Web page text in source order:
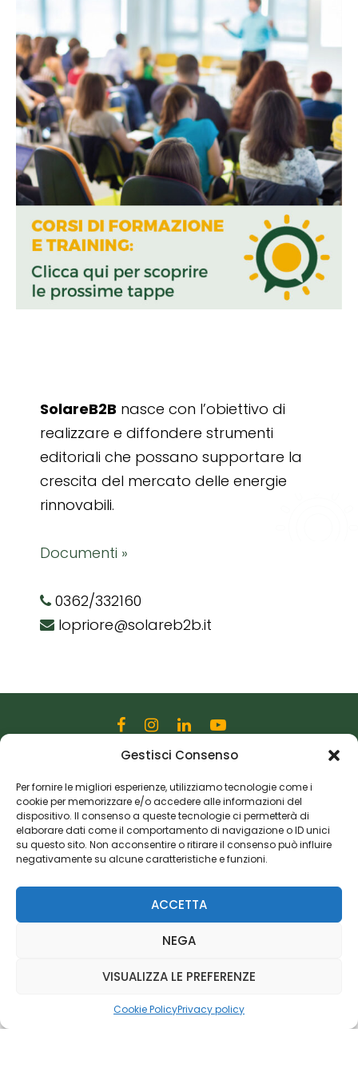
Gestisci Consenso
Per fornire le migliori esperienze, utilizziamo tecnologie come i
cookie per memorizzare e/o accedere alle informazioni del
dispositivo. Il consenso a queste tecnologie ci permetterà di
elaborare dati come il comportamento di navigazione o ID unici
su questo sito. Non acconsentire o ritirare il consenso può influire
negativamente su alcune caratteristiche e funzioni.
ACCETTA
NEGA
VISUALIZZA LE PREFERENZE
Cookie PolicyPrivacy policy
SolareB2B nasce con l’obiettivo di
realizzare e diffondere strumenti
editoriali che possano supportare la
crescita del mercato delle energie
rinnovabili.
Documenti »
0362/332160
lopriore@solareb2b.it
Via Martiri della Libertà, 28
20833 Giussano (MB)
P.I. 06982770965
Privacy Policy